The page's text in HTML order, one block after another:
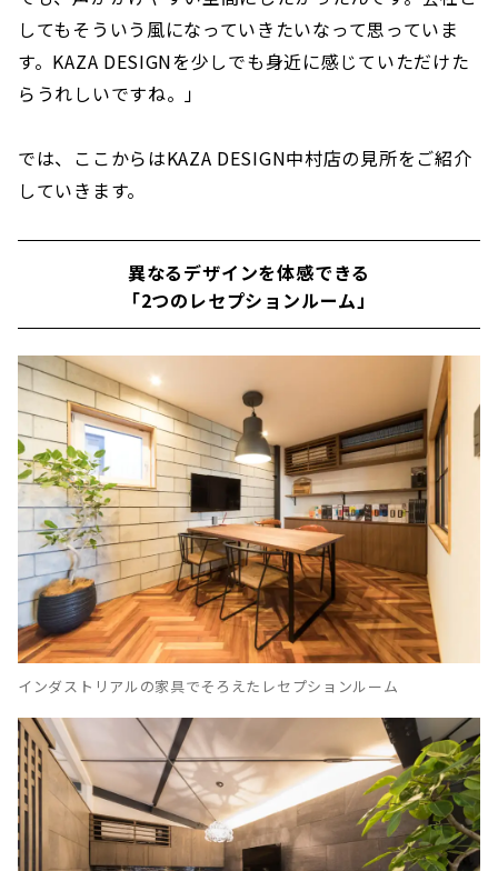
してもそういう風になっていきたいなって思っていま
す。KAZA DESIGNを少しでも身近に感じていただけた
らうれしいですね。」
では、ここからはKAZA DESIGN中村店の見所をご紹介
していきます。
異なるデザインを体感できる
「2つのレセプションルーム」
インダストリアルの家具でそろえたレセプションルーム